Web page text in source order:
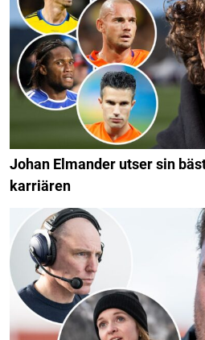
Johan Elmander utser sin
karriären